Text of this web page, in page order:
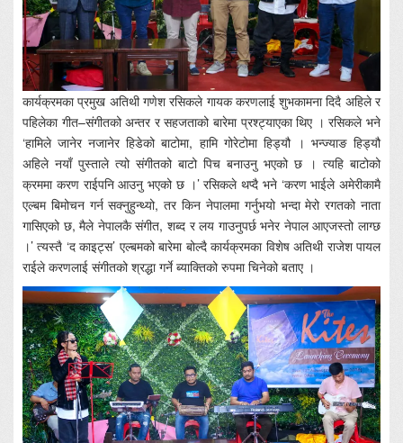
कार्यक्रमका प्रमुख अतिथी गणेश रसिकले गायक करणलाई शुभकामना दिदै अहिले र
पहिलेका गीत–संगीतको अन्तर र सहजताको बारेमा प्रश्ट्याएका थिए । रसिकले भने
‘हामिले जानेर नजानेर हिडेको बाटोमा, हामि गोरेटोमा हिड्यौ । भन्ज्याङ हिड्यौ
अहिले नयाँ पुस्ताले त्यो संगीतको बाटो पिच बनाउनु भएको छ । त्यहि बाटोको
क्रममा करण राईपनि आउनु भएको छ ।’ रसिकले थप्दै भने ‘करण भाईले अमेरीकामै
एल्बम बिमोचन गर्न सक्नुहुन्थ्यो, तर किन नेपालमा गर्नुभयो भन्दा मेरो रगतको नाता
गासिएको छ, मैले नेपालकै संगीत, शब्द र लय गाउनुपर्छ भनेर नेपाल आएजस्तो लाग्छ
।’ त्यस्तै ‘द काइट्स’ एल्बमको बारेमा बोल्दै कार्यक्रमका विशेष अतिथी राजेश पायल
राईले करणलाई संगीतको श्रद्धा गर्ने ब्याक्तिको रुपमा चिनेको बताए ।